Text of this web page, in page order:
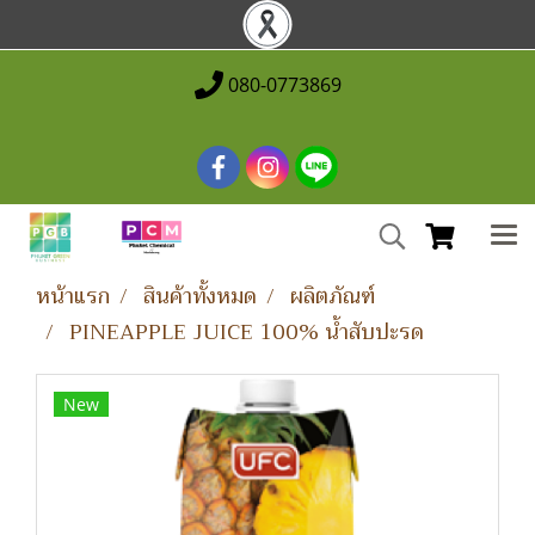
080-0773869
หน้าแรก สินค้าทั้งหมด
ผลิตภัณฑ์
PINEAPPLE JUICE 100% น้ำสับปะรด
New